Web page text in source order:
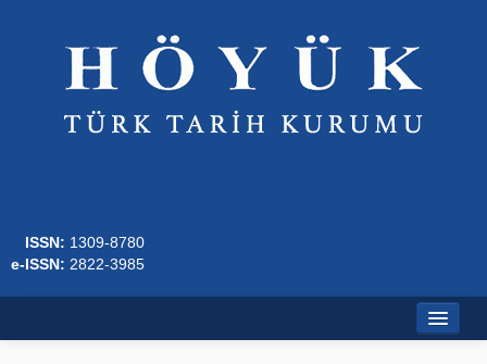
ISSN: 1309-8780
e-ISSN: 2822-3985